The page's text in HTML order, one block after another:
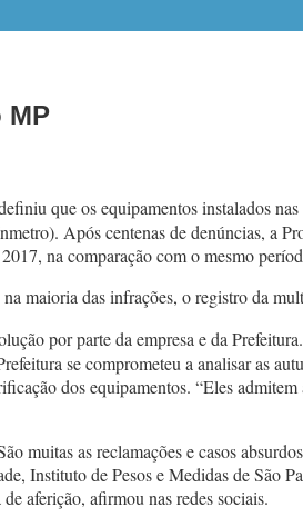
MP
que os equipamentos instalados
Após centenas de denúncias, a
na comparação com o mesmo
maioria das infrações, o registro da
por parte da empresa e da
se comprometeu a analisar as
dos equipamentos. “Eles admitem
muitas as reclamações e casos
Instituto de Pesos e Medidas de São
aferição, afirmou nas redes sociais.